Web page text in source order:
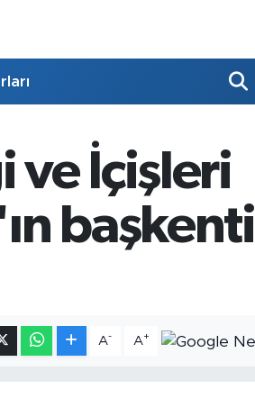
ve İçişleri
başkenti
A- A+